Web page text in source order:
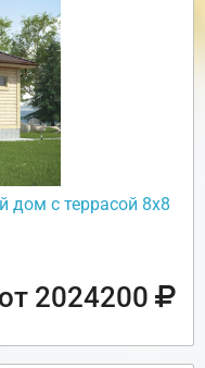
с террасой 8х8
от 2024200